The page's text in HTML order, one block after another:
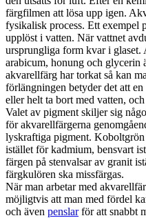
färgfilmen att lösa upp igen.
fysikalisk process. Ett exempel
upplöst i vatten. När vattnet
ursprungliga form kvar i glaset.
arabicum, honung och glycerin
akvarellfärg har torkat så kan
förlängningen betyder det att
eller helt ta bort med vatten,
Valet av pigment skiljer sig
för akvarellfärgerna
lyskraftiga pigment.
istället för kadmium, bensvart
färgen på stenvalsar av granit
färgkulören ska missfärgas.
När man arbetar med
möjligtvis att man med fördel
och även penslarför att snabbt